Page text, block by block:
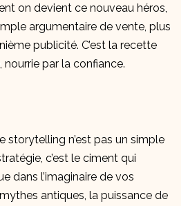
on devient ce nouveau héros,
argumentaire de vente, plus
publicité. C’est la recette
nourrie par la confiance.
storytelling n’est pas un simple
c’est le ciment qui
dans l’imaginaire de vos
antiques, la puissance de